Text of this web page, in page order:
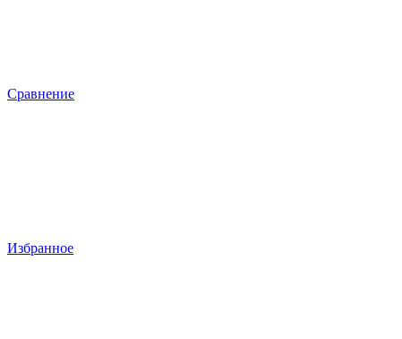
Сравнение
Избранное